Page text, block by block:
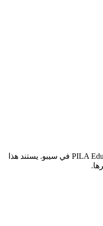
تُعدّ هذه المقارنة بين API BECI EOP Campus وPILA Education من أكثر المقارنات أهمية للطلاب العرب الراغبين في الدراسة بالفلبين. API BECI EOP Campus في باغيو وPILA Education في سيبو. يستند هذا